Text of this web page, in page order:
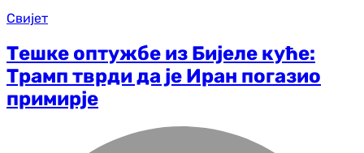
Свијет
Тешке оптужбе из Бијеле куће:
Трамп тврди да је Иран погазио
примирје